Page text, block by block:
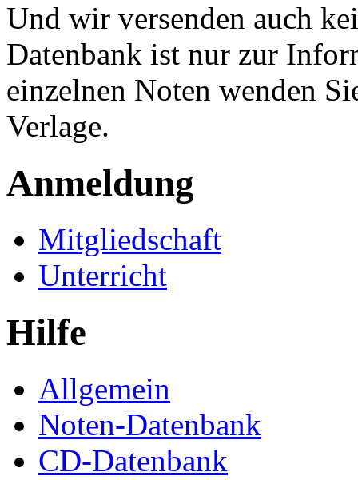
Und wir versenden auch
Datenbank ist nur zur
einzelnen Noten wenden
Verlage.
Anmeldung
Mitgliedschaft
Unterricht
Hilfe
Allgemein
Noten-Datenbank
CD-Datenbank